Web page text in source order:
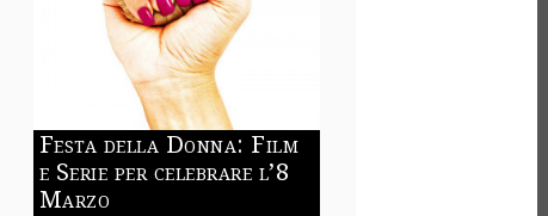
Festa della Donna: Film
e Serie per celebrare l’8
Marzo